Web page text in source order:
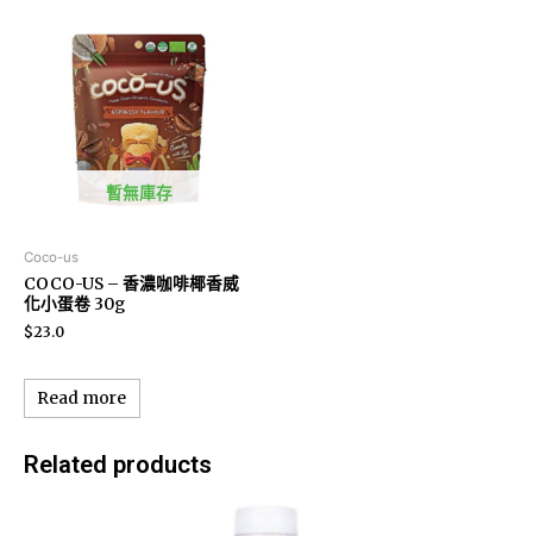
暫無庫存
Coco-us
COCO-US – 香濃咖啡椰香威
化小蛋卷 30g
$23.0
Read more
Related products